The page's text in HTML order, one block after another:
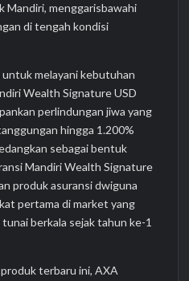
Mandiri, menggarisbawahi
di tengah kondisi
untuk melayani kebutuhan
Wealth Signature USD
perlindungan jiwa yang
hingga 1.200%
sebagai bentuk
Mandiri Wealth Signature
produk asuransi dwiguna
pertama di market yang
berkala sejak tahun ke-1
terbaru ini, AXA